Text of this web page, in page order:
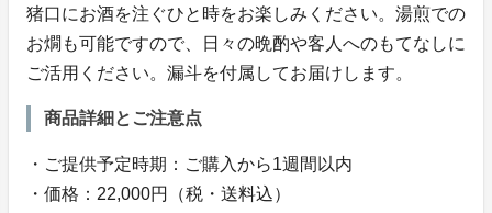
猪口にお酒を注ぐひと時をお楽しみください。湯煎での
お燗も可能ですので、日々の晩酌や客人へのもてなしに
ご活用ください。漏斗を付属してお届けします。
商品詳細とご注意点
・ご提供予定時期：ご購入から1週間以内
・価格：22,000円（税・送料込）